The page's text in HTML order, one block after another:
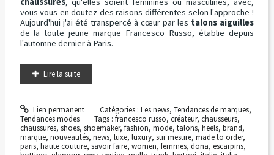
vous vous en doutez des raisons différentes selon l'approche !
Aujourd'hui j'ai été transpercé à cœur par les talons aiguilles
de la toute jeune marque Francesco Russo, établie depuis
l'automne dernier à Paris.
Lire la suite
Lien permanent Catégories : Les news, Tendances de marques,
Tendances modes
Tags :francesco russo,créateur,chausseurs,
chaussures, shoes, shoemaker, fashion, mode, talons, heels, brand,
marque, nouveautés, news, luxe, luxury, sur mesure, made to order,
paris, haute couture, savoir faire, women, femmes, dona, escarpins,